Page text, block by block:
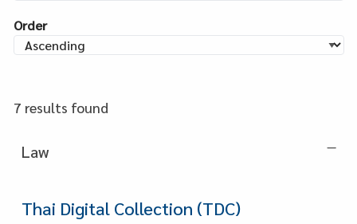
Order
7 results found
Law
Thai Digital Collection (TDC)